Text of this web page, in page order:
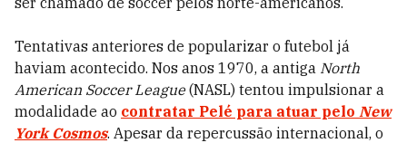
Tentativas anteriores de popularizar o futebol já
haviam acontecido. Nos anos 1970, a antiga North
American Soccer League(NASL) tentou impulsionar a
modalidade ao contratar Pelé para atuar pelo New
York Cosmos. Apesar da repercussão internacional, o